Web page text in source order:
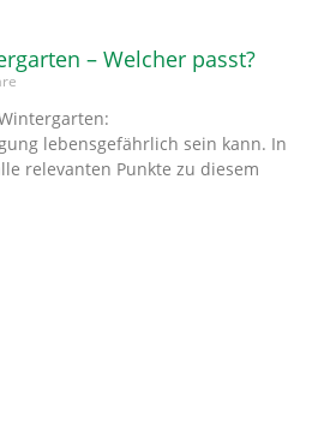
– Welcher passt?
lebensgefährlich sein kann. In
relevanten Punkte zu diesem